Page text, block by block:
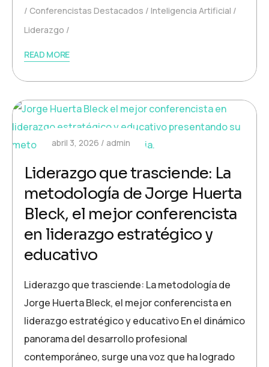
Conferencistas Destacados
Inteligencia Artificial
Liderazgo
READ MORE
abril 3, 2026 admin
Liderazgo que trasciende: La
metodología de Jorge Huerta
Bleck, el mejor conferencista
en liderazgo estratégico y
educativo
Liderazgo que trasciende: La metodología de
Jorge Huerta Bleck, el mejor conferencista en
liderazgo estratégico y educativo En el dinámico
panorama del desarrollo profesional
contemporáneo, surge una voz que ha logrado